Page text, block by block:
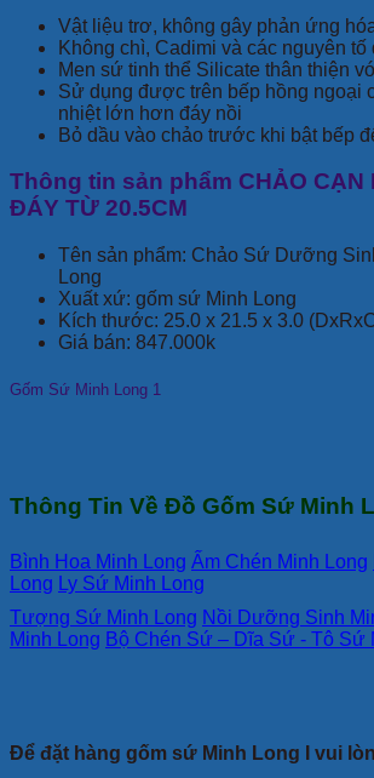
Vật liệu trơ, không gây phản ứng
Không chì, Cadimi và các nguyên tố
Men sứ tinh thể Silicate thân thiện
Sử dụng được trên bếp hồng ngoại
nhiệt lớn hơn đáy nồi
Bỏ dầu vào chảo trước khi bật bếp
Thông tin sản phẩm CHẢO CẠN
ĐÁY TỪ 20.5CM
Tên sản phẩm: Chảo Sứ Dưỡng
Long
Xuất xứ: gốm sứ Minh Long
Kích thước: 25.0 x 21.5 x 3.0
Giá bán: 847.000k
Gốm Sứ Minh Long 1
Thông Tin Về Đồ Gốm Sứ Minh
Bình Hoa Minh Long Ấm Chén Minh Long
Long Ly Sứ Minh Long
Tượng Sứ Minh Long Nồi Dưỡng Sinh
Minh Long Bộ Chén Sứ – Dĩa Sứ - Tô Sứ
Để đặt hàng gốm sứ Minh Long I vui